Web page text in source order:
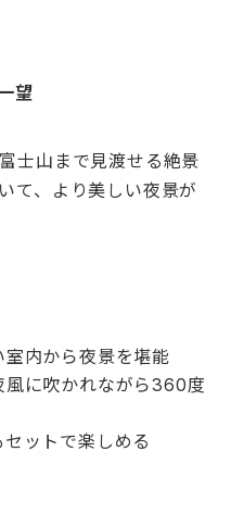
望
士山まで見渡せる絶景
て、より美しい夜景が
室内から夜景を堪能
風に吹かれながら360度
セットで楽しめる